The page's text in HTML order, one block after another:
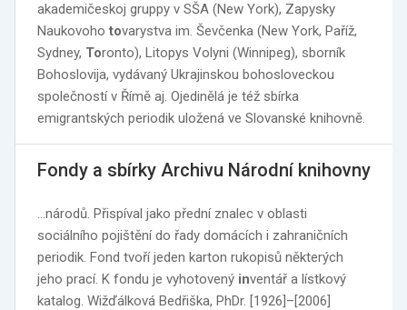
akademičeskoj gruppy v SŠA (New York), Zapysky
Naukovoho tovarystva im. Ševčenka (New York, Paříž,
Sydney, Toronto), Litopys Volyni (Winnipeg), sborník
Bohoslovija, vydávaný Ukrajinskou bohosloveckou
společností v Římě aj. Ojedinělá je též sbírka
emigrantských periodik uložená ve Slovanské knihovně.
Fondy a sbírky Archivu Národní knihovny
…národů. Přispíval jako přední znalec v oblasti
sociálního pojištění do řady domácích i zahraničních
periodik. Fond tvoří jeden karton rukopisů některých
jeho prací. K fondu je vyhotovený inventář a lístkový
katalog. Wižďálková Bedřiška, PhDr. [1926]–[2006]